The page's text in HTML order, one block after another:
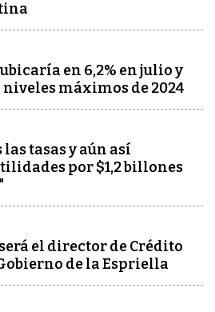
en 6,2% en julio y
máximos de 2024
tasas y aún así
por $1,2 billones
el director de Crédito
de la Espriella